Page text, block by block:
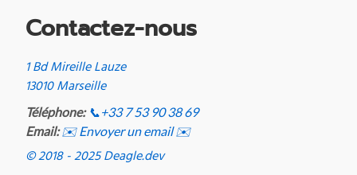
Contactez-nous
1 Bd Mireille Lauze
13010 Marseille
Téléphone: 📞 +33 7 53 90 38 69
Email: ✉️ Envoyer un email ✉️
© 2018 - 2025 Deagle.dev